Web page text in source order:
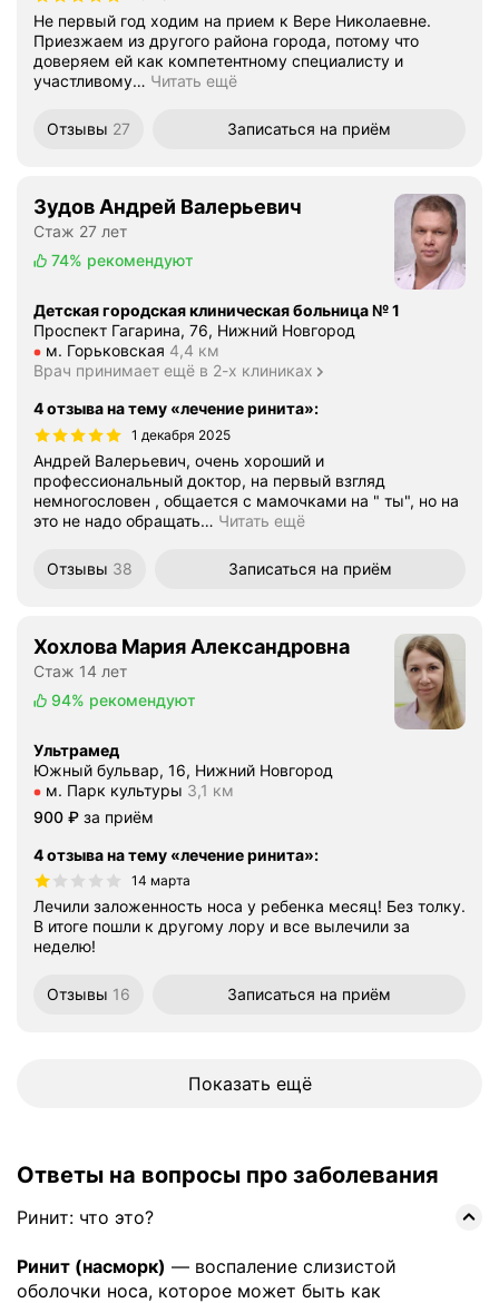
Не первый год ходим на прием к Вере Николаевне.
Приезжаем из другого района города, потому что
доверяем ей как компетентному специалисту и
участливому… Читать ещё
Отзывы 27 Записаться на приём
Зудов Андрей Валерьевич
Стаж 27 лет
74% рекомендуют
Детская городская клиническая больница № 1
Проспект Гагарина, 76, Нижний Новгород
Метро м. Горьковская Расстояние 4,4 км
м. Горьковская 4,4 км
Врач принимает ещё в 2-х клиниках
4 отзыва на тему «лечение ринита»:
1 декабря 2025
Андрей Валерьевич, очень хороший и
профессиональный доктор, на первый взгляд
немногословен , общается с мамочками на " ты", но на
это не надо обращать… Читать ещё
Отзывы 38 Записаться на приём
Хохлова Мария Александровна
Стаж 14 лет
94% рекомендуют
Ультрамед
Южный бульвар, 16, Нижний Новгород
Метро м. Парк культуры Расстояние 3,1 км
м. Парк культуры 3,1 км
Цена
900 ₽ за приём
4 отзыва на тему «лечение ринита»:
14 марта
Лечили заложенность носа у ребенка месяц! Без толку.
В итоге пошли к другому лору и все вылечили за
неделю!
Отзывы 16 Записаться на приём
Показать ещё
Ответы на вопросы про заболевания
Ринит: что это?
Ринит (насморк) — воспаление слизистой
оболочки носа, которое может быть как